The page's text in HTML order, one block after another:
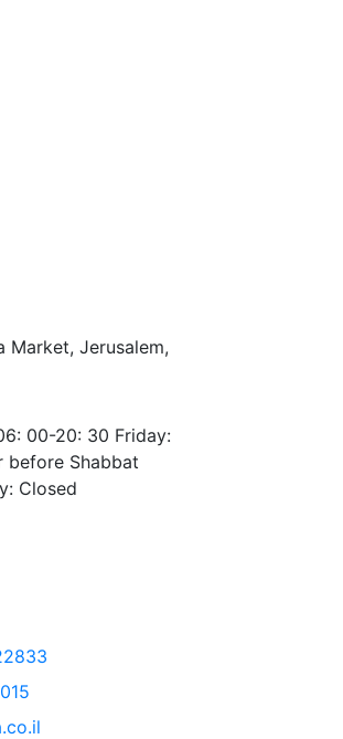
Market, Jerusalem,
00-20: 30 Friday:
before Shabbat
Closed